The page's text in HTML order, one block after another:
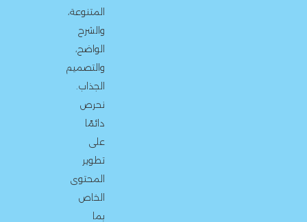
المتنوعة،
والشرح
الواضح،
والتصميم
الجذاب.
نحرص
دائمًا
على
تطوير
المحتوى
الخاص
بما